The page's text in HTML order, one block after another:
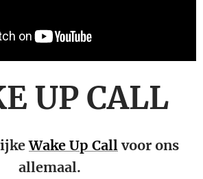
UP CALL
Wake Up Callvoor ons
allemaal.